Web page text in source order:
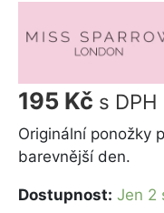
195 Kč s DPH
Originální ponožky
barevnější den.
Dostupnost: Jen 2